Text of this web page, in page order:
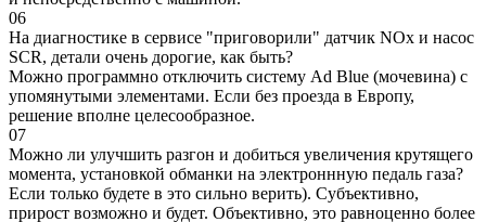
06
На диагностике в сервисе "приговорили" датчик NOx и насос
SCR, детали очень дорогие, как быть?
Можно программно отключить систему Ad Blue (мочевина) с
упомянутыми элементами. Если без проезда в Европу,
решение вполне целесообразное.
07
Можно ли улучшить разгон и добиться увеличения крутящего
момента, установкой обманки на электроннную педаль газа?
Если только будете в это сильно верить). Субъективно,
прирост возможно и будет. Объективно, это равноценно более